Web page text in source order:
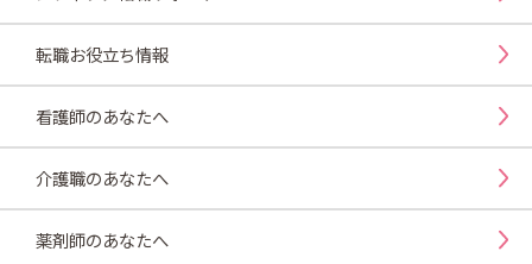
転職お役立ち情報
看護師のあなたへ
介護職のあなたへ
薬剤師のあなたへ